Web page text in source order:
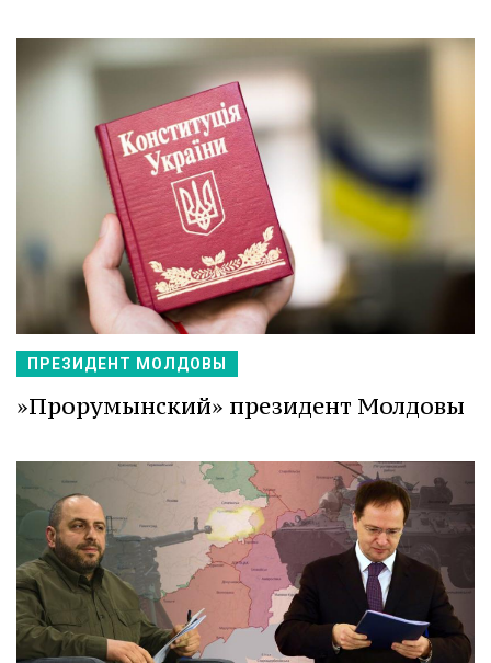
ПРЕЗИДЕНТ МОЛДОВЫ
»Прорумынский» президент Молдовы